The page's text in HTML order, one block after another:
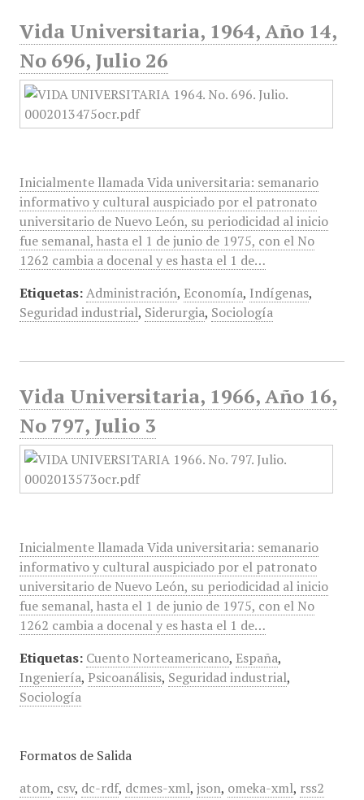
Vida Universitaria, 1964, Año 14,
No 696, Julio 26
Inicialmente llamada Vida universitaria: semanario
informativo y cultural auspiciado por el patronato
universitario de Nuevo León, su periodicidad al inicio
fue semanal, hasta el 1 de junio de 1975, con el No
1262 cambia a docenal y es hasta el 1 de…
Etiquetas: Administración, Economía, Indígenas,
Seguridad industrial, Siderurgia, Sociología
Vida Universitaria, 1966, Año 16,
No 797, Julio 3
Inicialmente llamada Vida universitaria: semanario
informativo y cultural auspiciado por el patronato
universitario de Nuevo León, su periodicidad al inicio
fue semanal, hasta el 1 de junio de 1975, con el No
1262 cambia a docenal y es hasta el 1 de…
Etiquetas: Cuento Norteamericano, España,
Ingeniería, Psicoanálisis, Seguridad industrial,
Sociología
Formatos de Salida
atom, csv, dc-rdf, dcmes-xml, json, omeka-xml, rss2